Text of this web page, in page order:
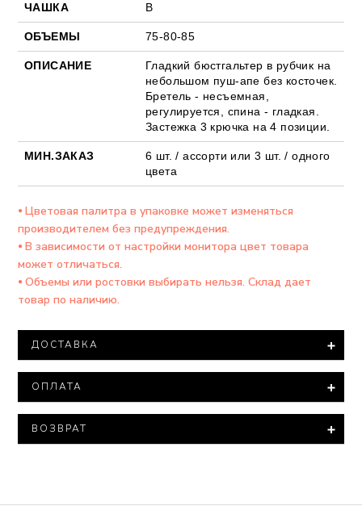
ЧАШКА В
ОБЪЕМЫ 75-80-85
ОПИСАНИЕ
Гладкий бюстгальтер в рубчик на
небольшом пуш-апе без косточек.
Бретель - несъемная,
регулируется, спина - гладкая.
Застежка 3 крючка на 4 позиции.
МИН.ЗАКАЗ
6 шт. / ассорти или 3 шт. / одного
цвета
⦁ Цветовая палитра в упаковке может изменяться
производителем без предупреждения.
⦁ В зависимости от настройки монитора цвет товара
может отличаться.
⦁ Объемы или ростовки выбирать нельзя. Склад дает
товар по наличию.
ДОСТАВКА
Доставка товара осуществляется компанией ООО
"Новая ПОЧТА".
доставка товара производится БЕСПЛАТНО.
ОПЛАТА
Минимальная сумма заказа – 500 гривен.
предоплата 50% от суммы заказа, остальное
ВОЗВРАТ